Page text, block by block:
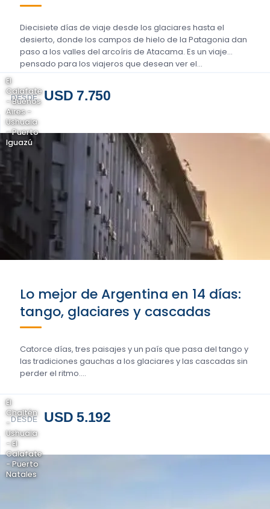
Diecisiete días de viaje desde los glaciares hasta el
desierto, donde los campos de hielo de la Patagonia dan
paso a los valles del arcoíris de Atacama. Es un viaje
pensado para los viajeros que desean ver el…
DESDE USD 7.750
El
Calafate
- Buenos
Aires -
Ushuaia
- Puerto
Iguazú
Lo mejor de Argentina en 14 días:
tango, glaciares y cascadas
Catorce días, tres paisajes y un país que pasa del tango y
las tradiciones gauchas a los glaciares y las cascadas sin
perder el ritmo….
DESDE USD 5.192
El
Chaltén
-
Ushuaia
- El
Calafate
- Puerto
Natales